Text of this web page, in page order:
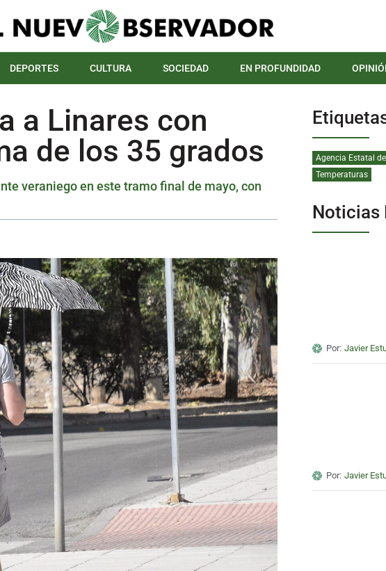
DEPORTES CULTURA SOCIEDAD EN PROFUNDIDAD
a Linares con
de los 35 grados
veraniego en este tramo final de mayo, con
Agencia Estatal
Temperaturas
Noticias
Por: Javier
Por: Javier